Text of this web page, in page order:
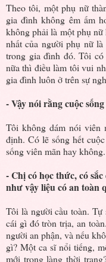
Theo tôi, một phụ nữ
gia đình không êm ấm
không phải là một phụ
nhất của người phụ nữ
trong gia đình đó. Tôi
nữa thì điều làm tôi vui
gia đình luôn ở trên sự
- Vậy nói rằng cuộc
Tôi không dám nói viên
định. Có lẽ sống hết
sống viên mãn hay không.
- Chị có học thức, có
như vậy liệu có an toàn
Tôi là người cầu toàn.
cái gì đó tròn trịa, an
người an phận, và nếu
gì? Một ca sĩ nổi tiếng,
mới trong làng thời